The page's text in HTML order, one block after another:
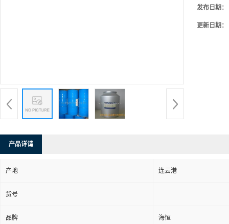
发布日期：
更新日期：
产品详请
产地 连云港
货号
品牌 海恒